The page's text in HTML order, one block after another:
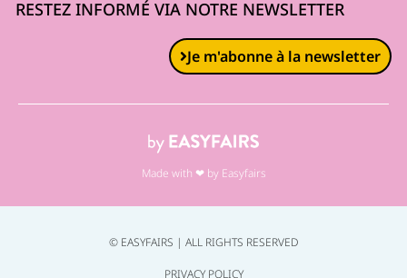
RESTEZ INFORMÉ VIA NOTRE NEWSLETTER
Je m'abonne à la newsletter
Made with ❤ by Easyfairs
© EASYFAIRS | ALL RIGHTS RESERVED
PRIVACY POLICY